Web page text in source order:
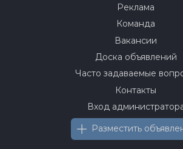
Реклама
Команда
Вакансии
Доска объявлений
Часто задаваемые
Контакты
Вход
Разместить